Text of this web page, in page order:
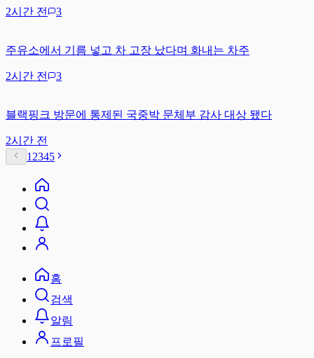
2시간 전 3
주유소에서 기름 넣고 차 고장 났다며 화내는 차주
2시간 전 3
블랙핑크 방문에 통제된 국중박 문체부 감사 대상 됐다
2시간 전
1 2345
홈
검색
알림
프로필